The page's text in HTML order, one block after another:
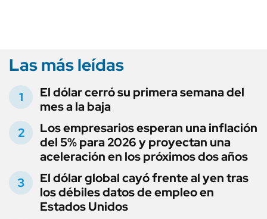
Las más leídas
El dólar cerró su primera semana del
mes a la baja
Los empresarios esperan una inflación
del 5% para 2026 y proyectan una
aceleración en los próximos dos años
El dólar global cayó frente al yen tras
los débiles datos de empleo en
Estados Unidos